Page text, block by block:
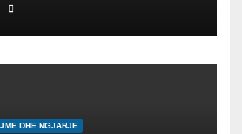
NISMËN
PËR
DIGJITAL DHE
DHE NGJARJE